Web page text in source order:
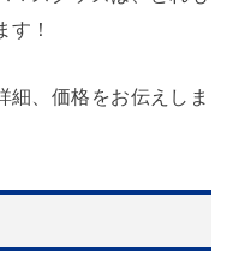
！
細、価格をお伝えしま